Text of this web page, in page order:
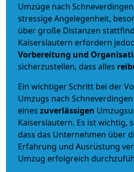
Umzüge nach
stressige Angelegenheit,
über große Distanzen
Kaiserslautern erfordern
Vorbereitung und
sicherzustellen, dass alles
Ein wichtiger Schritt bei der
Umzugs nach
eines zuverlässigen
Kaiserslautern. Es ist wichtig,
dass das Unternehmen über
Erfahrung und Ausrüstung
Umzug erfolgreich